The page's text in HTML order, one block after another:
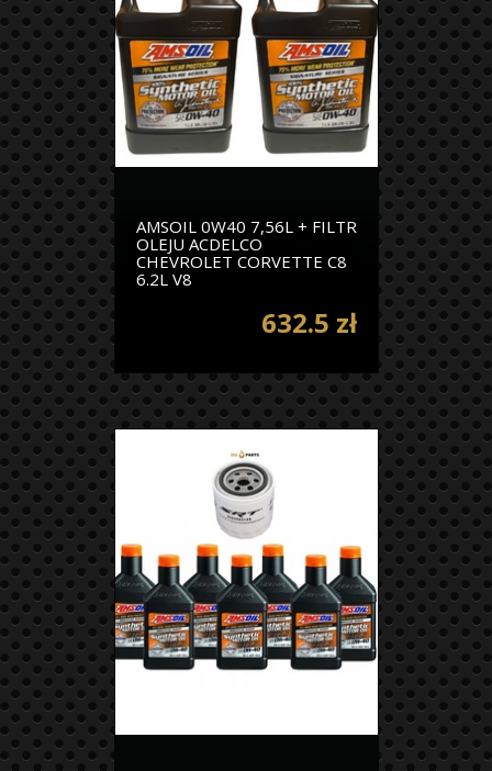
AMSOIL 0W40 7,56L + FILTR
OLEJU ACDELCO
CHEVROLET CORVETTE C8
6.2L V8
632.5 zł